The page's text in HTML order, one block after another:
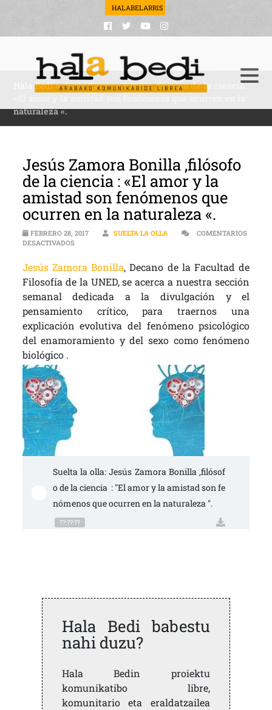
HALABELARRIS
Hala Bedi>Jesús Zamora Bonilla ,filósofo de la ciencia :
naturaleza «.
Jesús Zamora Bonilla ,filósofo
de la ciencia : «El amor y la
amistad son fenómenos que
ocurren en la naturaleza «.
FEBRERO 28, 2017 SUELTA LA OLLA
COMENTARIOS
DESACTIVADOSEN JESÚS ZAMORA BONILLA ,FILÓSOFO DE LA CIENCIA :
Jesús Zamora Bonilla, Decano de la Facultad de
Filosofía de la UNED, se acerca a nuestra sección
semanal dedicada a la divulgación y el
pensamiento crítico, para traernos una
explicación evolutiva del fenómeno psicológico
del enamoramiento y del sexo como fenómeno
biológico .
Suelta la olla: Jesús Zamora Bonilla ,filósof
o de la ciencia  : "El amor y la amistad son fe
nómenos que ocurren en la naturaleza ".
??:??:??
Hala Bedi babestu
nahi duzu?
Hala Bedin proiektu
komunikatibo libre,
komunitario eta eraldatzailea